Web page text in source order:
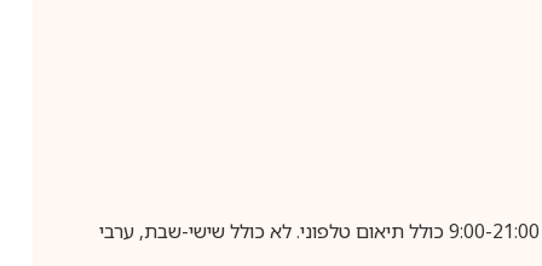
בביצוע הזמנה עד השעה 10:00 בימים א-ה, קבלת המשלוח תבוצע עד חמישה ימי עסקים מיום שלאחר ביצוע ההזמנה, בין השעות 9:00-21:00 כולל תיאום טלפוני. לא כולל שישי-שבת, ערבי